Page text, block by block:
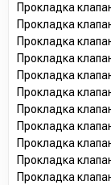
Прокладка
Прокладка
Прокладка
Прокладка
Прокладка
Прокладка
Прокладка
Прокладка
Прокладка
Прокладка
Прокладка